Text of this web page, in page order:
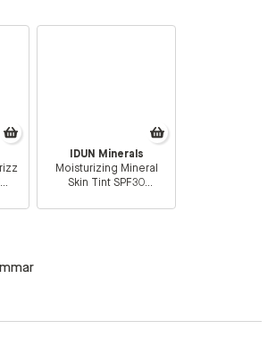
Såhär kommer du
IDUN Minerals
Moisturizing Mineral
Skin Tint SPF30
Light/Medium Neutral